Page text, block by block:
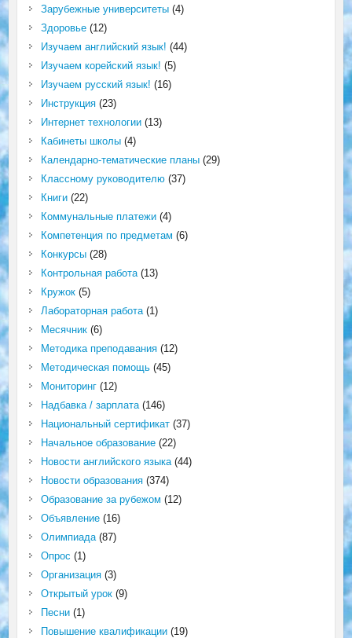
Зарубежные университеты(4)
Здоровье(12)
Изучаем английский язык! (44)
Изучаем корейский язык! (5)
Изучаем русский язык! (16)
Инструкция(23)
Интернет технологии(13)
Кабинеты школы(4)
Календарно-тематические планы(29)
Классному руководителю(37)
Книги(22)
Коммунальные платежи(4)
Компетенция по предметам (6)
Конкурсы(28)
Контрольная работа(13)
Кружок(5)
Лабораторная работа(1)
Месячник(6)
Методика преподавания(12)
Методическая помощь(45)
Мониторинг(12)
Надбавка / зарплата(146)
Национальный сертификат(37)
Начальное образование(22)
Новости английского языка(44)
Новости образования(374)
Образование за рубежом (12)
Объявление(16)
Олимпиада(87)
Опрос (1)
Организация(3)
Открытый урок(9)
Песни(1)
Повышение квалификации(19)